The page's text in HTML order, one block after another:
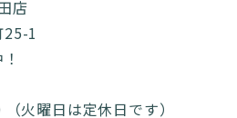
店
25-1
火曜日は定休日です）